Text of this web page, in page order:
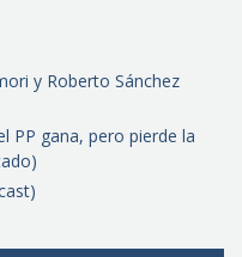
y Roberto Sánchez
PP gana, pero pierde la